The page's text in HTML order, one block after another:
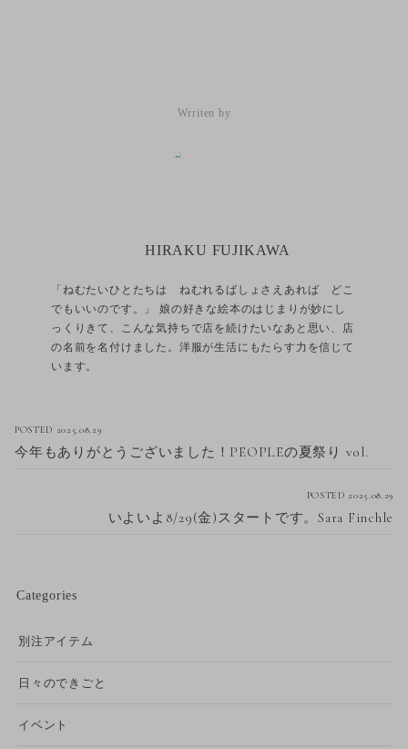
HIRAKU FUJIKAWA
「ねむたいひとたちは ねむれるばしょさえあれば どこ
でもいいのです。」 娘の好きな絵本のはじまりが妙にし
っくりきて、こんな気持ちで店を続けたいなあと思い、店
の名前を名付けました。洋服が生活にもたらす力を信じて
います。
POSTED 2025.08.29
今年もありがとうございました！PEOPLEの夏祭り vol.
POSTED 2025.08.29
いよいよ8/29(金)スタートです。Sara Finchle
Categories
別注アイテム
日々のできごと
イベント